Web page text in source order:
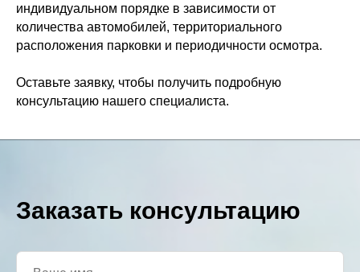
индивидуальном порядке в зависимости от
количества автомобилей, территориального
расположения парковки и периодичности осмотра.
Оставьте заявку, чтобы получить подробную
консультацию нашего специалиста.
Заказать консультацию